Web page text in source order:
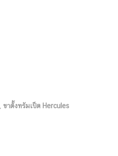
ขาตั้งทรัมเป็ต Hercules